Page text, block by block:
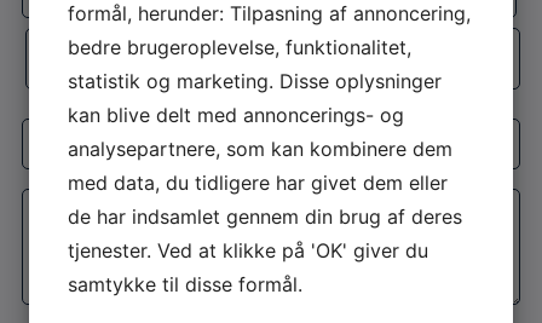
By
Postnr.
Interesse
Besked
formål, herunder: Tilpasning af annoncering,
bedre brugeroplevelse, funktionalitet,
statistik og marketing. Disse oplysninger
kan blive delt med annoncerings- og
analysepartnere, som kan kombinere dem
med data, du tidligere har givet dem eller
de har indsamlet gennem din brug af deres
tjenester. Ved at klikke på 'OK' giver du
samtykke til disse formål.